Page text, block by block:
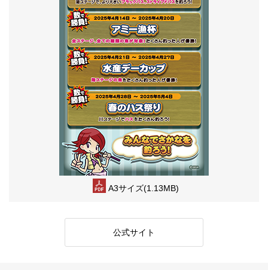
A3サイズ(1.13MB)
公式サイト